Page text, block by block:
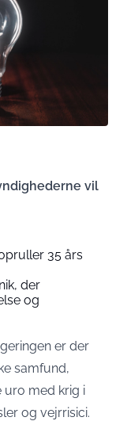
vil
35 års
der
og
er der
samfund,
uro med krig i
og vejrrisici.